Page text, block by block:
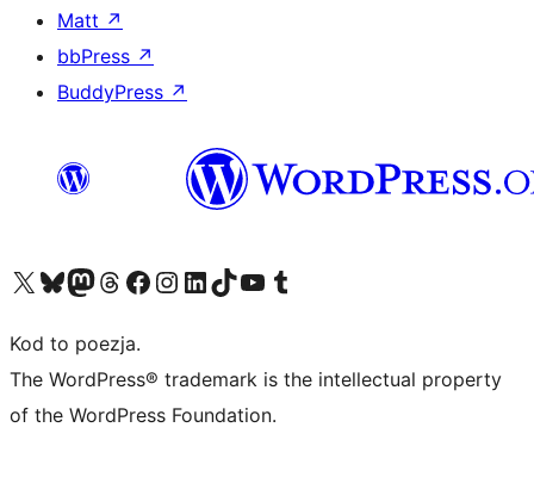
Matt ↗
bbPress ↗
BuddyPress ↗
Odwiedź nasze konto X (dawniej Twitter)
Odwiedź nasze konto Bluesky
Odwiedź nasze konto na Mastodoncie
Odwiedź naszego Threadsa
Odwiedź naszego Facebooka
Odwiedź nasze konto na Instagramie
Odwiedź nasze konto na LinkedIn
Odwiedź naszego TikToka
Odwiedź nasz kanał YouTube
Odwiedź naszego Tumblra
Kod to poezja.
The WordPress® trademark is the intellectual property
of the WordPress Foundation.